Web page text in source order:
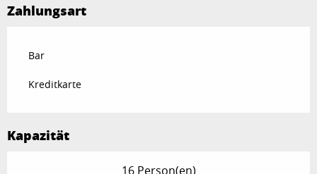
Zahlungsart
Bar
Kreditkarte
Kapazität
16 Person(en)